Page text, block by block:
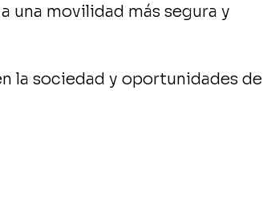
una movilidad más segura y
la sociedad y oportunidades de